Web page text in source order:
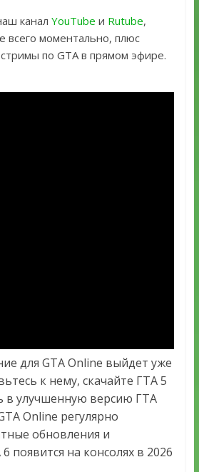
канал YouTube и Rutube,
всего моментально, плюс
по GTA в прямом эфире.
для GTA Online выйдет уже
к нему, скачайте ГТА 5
в улучшенную версию ГТА
Online регулярно
обновления и
появится на консолях в 2026